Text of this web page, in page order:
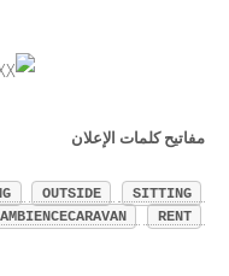
مفاتيح كلمات الإعلان
OUTSIDE
SITTING
AMBIENCECARAVAN RENT